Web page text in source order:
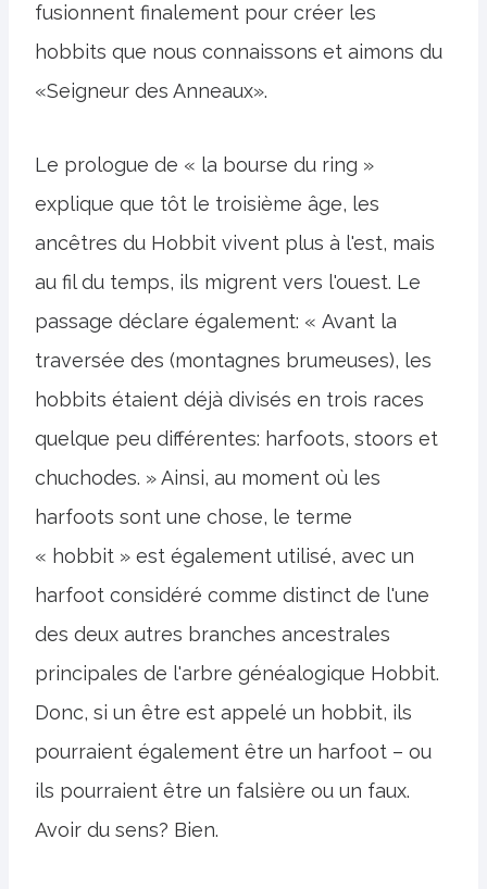
fusionnent finalement pour créer les
hobbits que nous connaissons et aimons du
«Seigneur des Anneaux».
Le prologue de « la bourse du ring »
explique que tôt le troisième âge, les
ancêtres du Hobbit vivent plus à l'est, mais
au fil du temps, ils migrent vers l'ouest. Le
passage déclare également: « Avant la
traversée des (montagnes brumeuses), les
hobbits étaient déjà divisés en trois races
quelque peu différentes: harfoots, stoors et
chuchodes. » Ainsi, au moment où les
harfoots sont une chose, le terme
« hobbit » est également utilisé, avec un
harfoot considéré comme distinct de l'une
des deux autres branches ancestrales
principales de l'arbre généalogique Hobbit.
Donc, si un être est appelé un hobbit, ils
pourraient également être un harfoot – ou
ils pourraient être un falsière ou un faux.
Avoir du sens? Bien.